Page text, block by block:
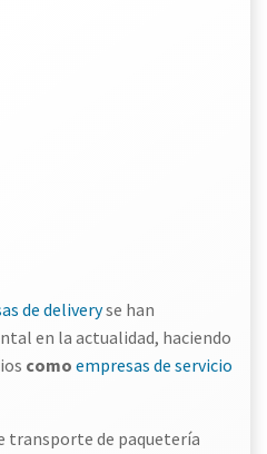
de deliveryse han
en la actualidad, haciendo
como empresas de servicio
transporte de paquetería